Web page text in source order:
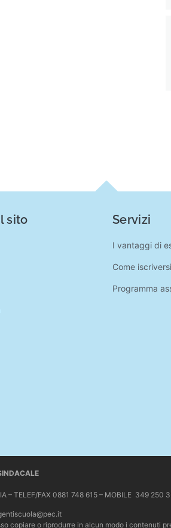
sito Servizi
I vantaggi di
Come
Programma
– TELEF/FAX 0881 748 615 – MOBILE 349
copiare o riprodurre in alcun modo i contenuti